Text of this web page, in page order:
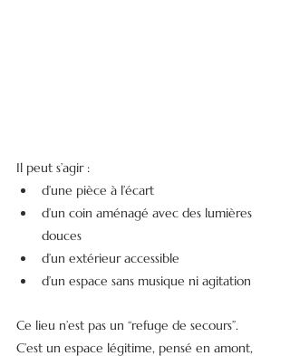
Il peut s’agir :
d’une pièce à l’écart
d’un coin aménagé avec des lumières
douces
d’un extérieur accessible
d’un espace sans musique ni agitation
Ce lieu n’est pas un “refuge de secours”.
C’est un espace légitime, pensé en amont,